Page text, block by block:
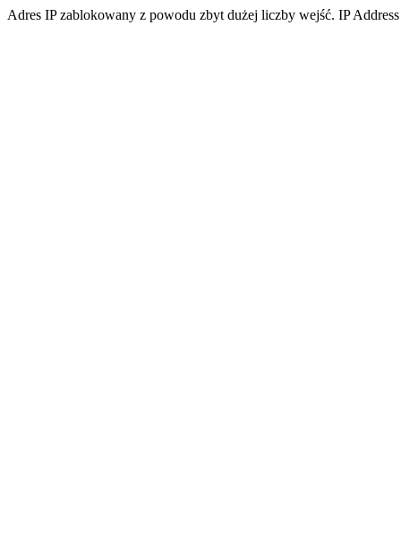
Adres IP zablokowany z powodu zbyt dużej liczby wejść. IP